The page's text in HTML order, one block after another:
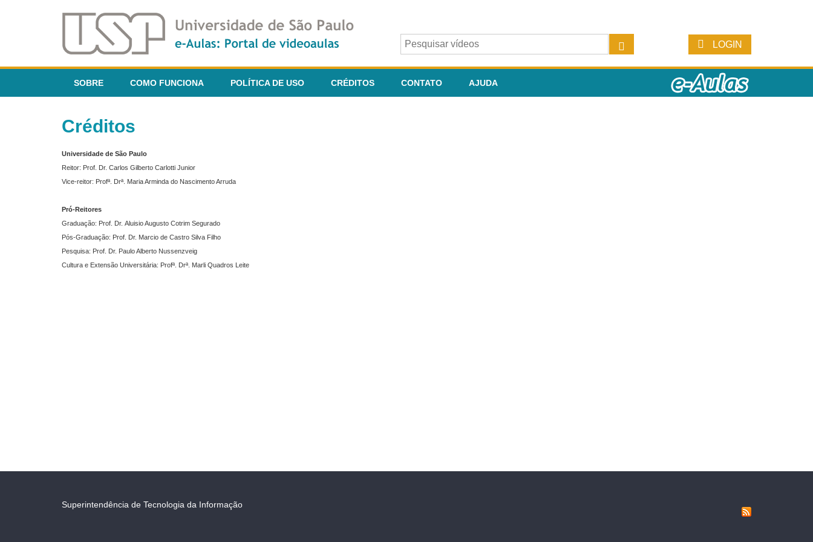
LOGIN
SOBRE COMO FUNCIONA POLÍTICA DE USO CRÉDITOS CONTATO AJUDA
Créditos
Universidade de São Paulo
Reitor: Prof. Dr. Carlos Gilberto Carlotti Junior
Vice-reitor: Profª. Drª. Maria Arminda do Nascimento Arruda
Pró-Reitores
Graduação: Prof. Dr. Aluisio Augusto Cotrim Segurado
Pós-Graduação: Prof. Dr. Marcio de Castro Silva Filho
Pesquisa: Prof. Dr. Paulo Alberto Nussenzveig
Cultura e Extensão Universitária: Profª. Drª. Marli Quadros Leite
Superintendência de Tecnologia da Informação